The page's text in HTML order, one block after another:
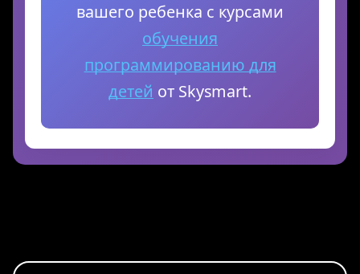
вашего ребенка с курсами
обучения
программированию для
детей от Skysmart.